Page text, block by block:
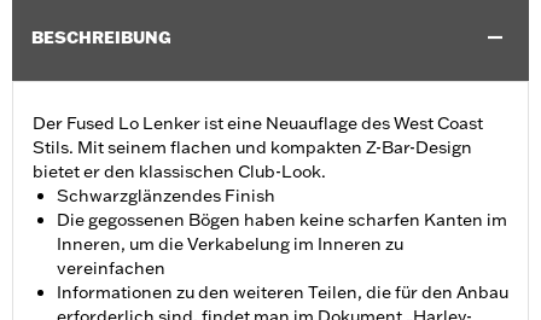
BESCHREIBUNG
Der Fused Lo Lenker ist eine Neuauflage des West Coast
Stils. Mit seinem flachen und kompakten Z-Bar-Design
bietet er den klassischen Club-Look.
Schwarzglänzendes Finish
Die gegossenen Bögen haben keine scharfen Kanten im
Inneren, um die Verkabelung im Inneren zu
vereinfachen
Informationen zu den weiteren Teilen, die für den Anbau